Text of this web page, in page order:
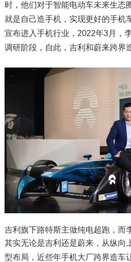
时，他们对于智能电动车未来生态
就是自己造手机，实现更好的手机
宣布进入手机行业，2022年3月，
调研阶段，自此，吉利和蔚来跨界
吉利旗下路特斯主做纯电超跑，而
其实无论是吉利还是蔚来，从纵向
型布局，近些年手机大厂跨界造车